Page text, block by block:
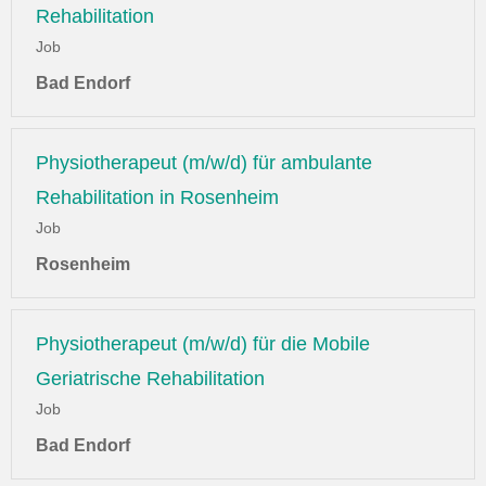
Rehabilitation
Job
Bad Endorf
Physiotherapeut (m/w/d) für ambulante
Rehabilitation in Rosenheim
Job
Rosenheim
Physiotherapeut (m/w/d) für die Mobile
Geriatrische Rehabilitation
Job
Bad Endorf